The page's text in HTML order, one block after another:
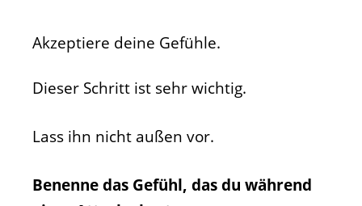
Akzeptiere deine Gefühle.
Dieser Schritt ist sehr wichtig.
Lass ihn nicht außen vor.
Benenne das Gefühl, das du während